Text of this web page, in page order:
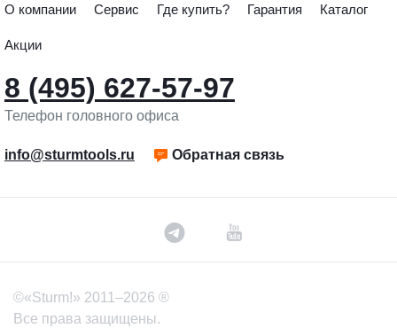
О компании Сервис Где купить? Гарантия Каталог
Акции
8 (495) 627-57-97
Телефон головного офиса
info@sturmtools.ru Обратная связь
©«Sturm!» 2011–2026 ®
Все права защищены.